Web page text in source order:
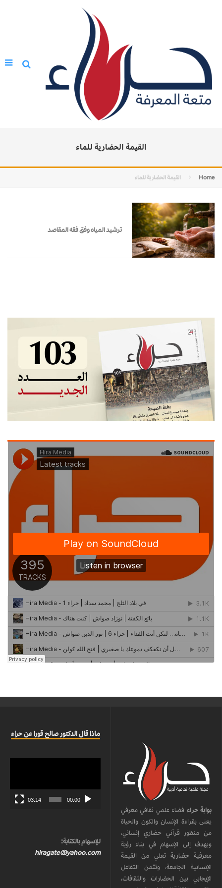
القيمة الحضارية للماء
Home القيمة الحضارية للماء
ترشيد المياه وفق فقه المقاصد
بوابة حراء فضاء علمي ثقافي معرفي
يعنى بقراءة الإنسان والكون والحياة
من منظور قرآني حضاري إنساني،
ويهدف إلى الإسهام في بناء رؤية
معرفية حضارية تعلي من القيمة
الإنسانية الجامعة، وتثمن التفاعل
الإيجابي بين الحضارات والثقافات،
ماذا قال الدكتور صالح قورا عن حراء
00:00
03:14
للإسهام بالكتابة:
hiragate@yahoo.com